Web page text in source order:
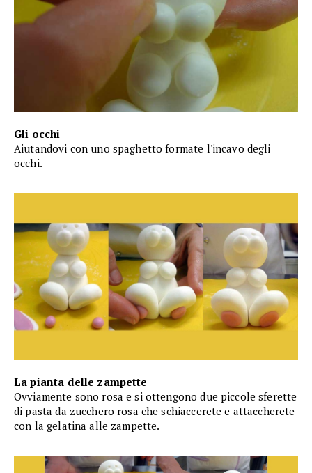
Gli occhi
Aiutandovi con uno spaghetto formate l'incavo degli
occhi.
La pianta delle zampette
Ovviamente sono rosa e si ottengono due piccole sferette
di pasta da zucchero rosa che schiaccerete e attaccherete
con la gelatina alle zampette.